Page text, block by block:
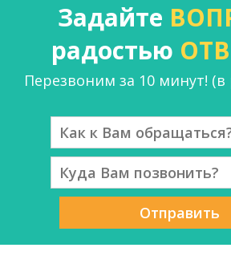
Задайте
радостью
Перезвоним за 10 минут!
Отправить